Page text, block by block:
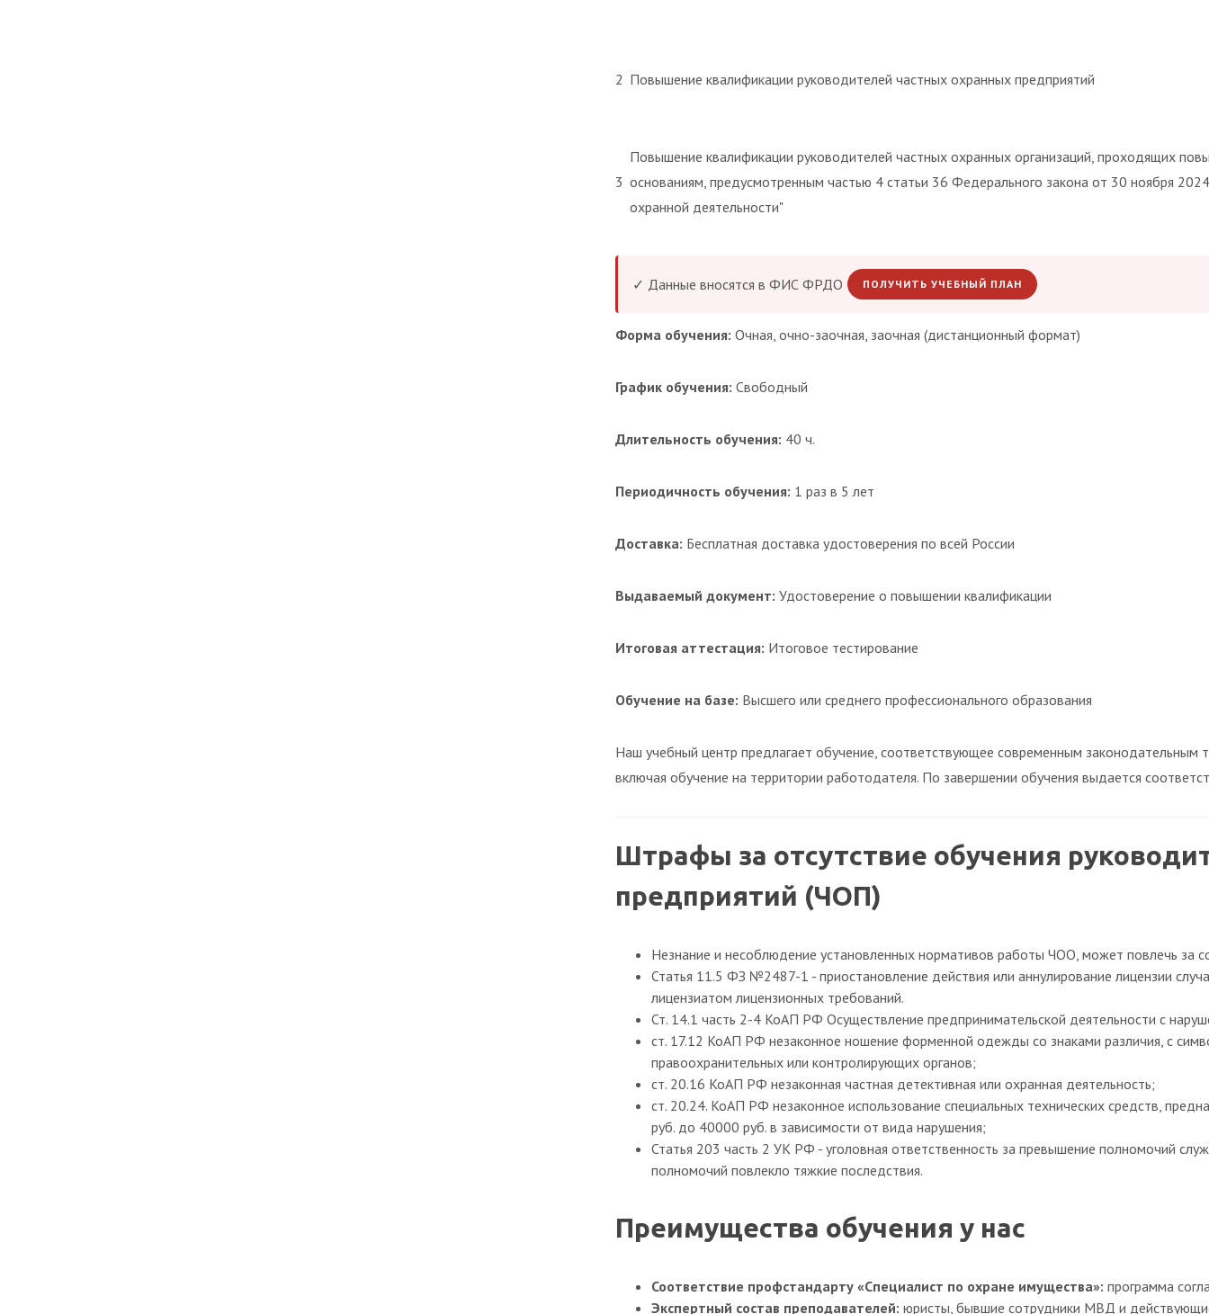
2 Повышение квалификации руководителей частных охранных предприятий
3
Повышение квалификации руководителей частных охранных организаций, проходящих
основаниям, предусмотренным частью 4 статьи 36 Федерального закона от 30 ноября
охранной деятельности"
✓ Данные вносятся в ФИС ФРДО ПОЛУЧИТЬ УЧЕБНЫЙ ПЛАН
Форма обучения: Очная, очно-заочная, заочная (дистанционный формат)
График обучения: Свободный
Длительность обучения: 40 ч.
Периодичность обучения: 1 раз в 5 лет
Доставка: Бесплатная доставка удостоверения по всей России
Выдаваемый документ: Удостоверение о повышении квалификации
Итоговая аттестация: Итоговое тестирование
Обучение на базе: Высшего или среднего профессионального образования
Наш учебный центр предлагает обучение, соответствующее современным
включая обучение на территории работодателя. По завершении обучения выдается
Штрафы за отсутствие обучения
предприятий (ЧОП)
Незнание и несоблюдение установленных нормативов работы ЧОО, может повлечь за
Статья 11.5 ФЗ №2487-1 - приостановление действия или аннулирование лицензии
лицензиатом лицензионных требований.
Ст. 14.1 часть 2-4 КоАП РФ Осуществление предпринимательской деятельности с
ст. 17.12 КоАП РФ незаконное ношение форменной одежды со знаками различия, с
правоохранительных или контролирующих органов;
ст. 20.16 КоАП РФ незаконная частная детективная или охранная деятельность;
ст. 20.24. КоАП РФ незаконное использование специальных технических средств,
руб. до 40000 руб. в зависимости от вида нарушения;
Статья 203 часть 2 УК РФ - уголовная ответственность за превышение полномочий
полномочий повлекло тяжкие последствия.
Преимущества обучения у нас
Соответствие профстандарту «Специалист по охране имущества»: программа
Экспертный состав преподавателей: юристы, бывшие сотрудники МВД и